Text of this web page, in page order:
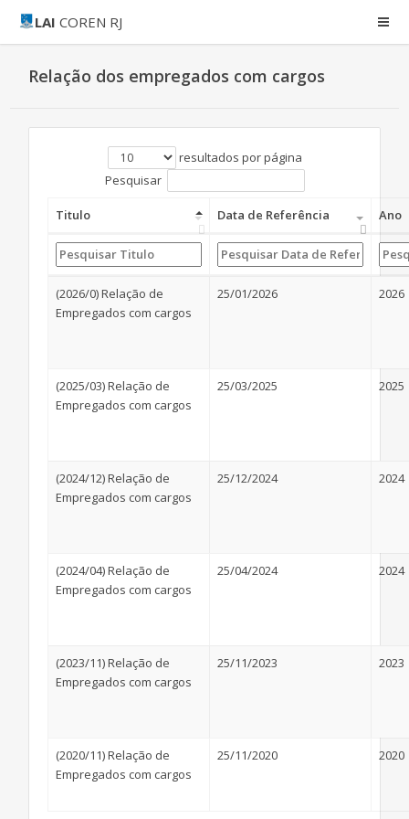
LAI COREN RJ
Relação dos empregados com cargos
resultados por página
Pesquisar
Titulo Data de Referência Ano
(2026/0) Relação de
Empregados com cargos
25/01/2026 2026
(2025/03) Relação de
Empregados com cargos
25/03/2025 2025
(2024/12) Relação de
Empregados com cargos
25/12/2024 2024
(2024/04) Relação de
Empregados com cargos
25/04/2024 2024
(2023/11) Relação de
Empregados com cargos
25/11/2023 2023
(2020/11) Relação de
Empregados com cargos
25/11/2020 2020